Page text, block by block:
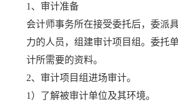
1、审计准备
会计师事务所在接受委托后，委派
力的人员，组建审计项目组。委托
计所需要的资料。
2、审计项目组进场审计。
1）了解被审计单位及其环境。